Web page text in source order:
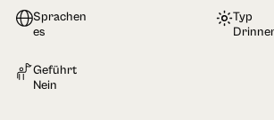
Sprachen
es
Typ
Geführt
Nein